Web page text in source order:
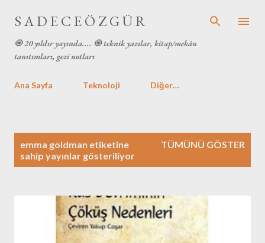
Ana içeriğe atla
S A D E C E Ö Z G Ü R
🧿 20 yıldır yayında.... 🧿 teknik yazılar, kitap/mekân
tanıtımları, gezi notları
Ana Sayfa Teknoloji Diğer…
emma goldman etiketine
sahip yayınlar gösteriliyor
TÜMÜNÜ GÖSTER